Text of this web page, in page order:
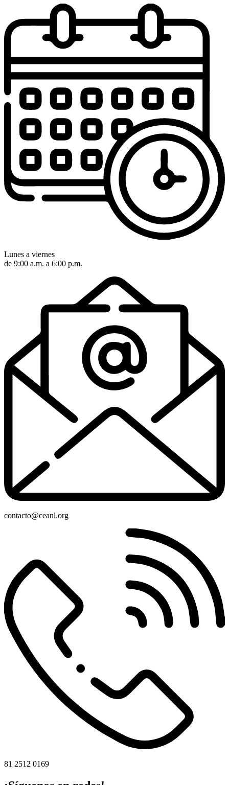
Lunes a viernes
de 9:00 a.m. a 6:00 p.m.
contacto@ceanl.org
81 2512 0169